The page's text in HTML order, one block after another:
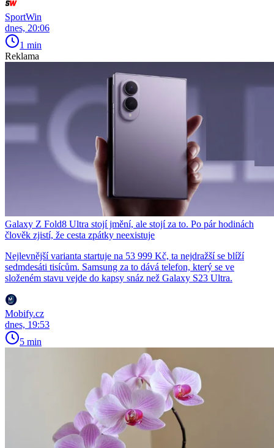
SportWin
dnes, 20:06
1 min
Reklama
Galaxy Z Fold8 Ultra stojí jmění, ale stojí za to. Po pár hodinách
člověk zjistí, že cesta zpátky neexistuje
Nejlevnější varianta startuje na 53 999 Kč, ta nejdražší se blíží
sedmdesáti tisícům. Samsung za to dává telefon, který se ve
složeném stavu vejde do kapsy snáz než Galaxy S23 Ultra.
Mobify.cz
dnes, 19:53
5 min